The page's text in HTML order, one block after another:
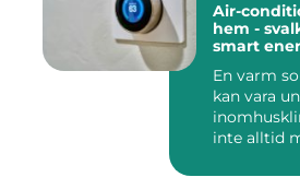
Air-
hem -
smart
En varm
kan vara
inte alltid